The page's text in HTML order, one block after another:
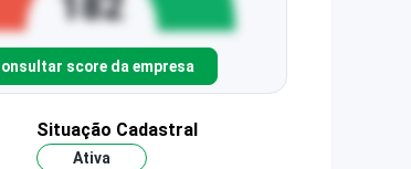
score da empresa
Situação Cadastral
Ativa